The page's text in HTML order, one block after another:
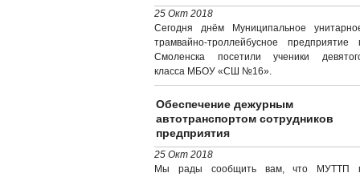
25 Окт 2018
Сегодня днём Муниципальное
трамвайно-троллейбусное предприятие
Смоленска посетили ученики
класса МБОУ «СШ №16».
Обеспечение дежурным
автотранспортом сотрудников
предприятия
25 Окт 2018
Мы рады сообщить вам, что МУТТП